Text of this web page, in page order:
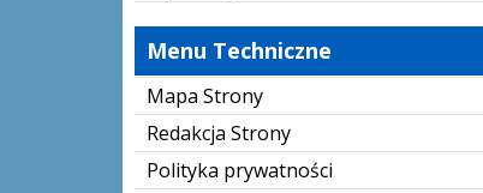
Menu Techniczne
Mapa Strony
Redakcja Strony
Polityka prywatności